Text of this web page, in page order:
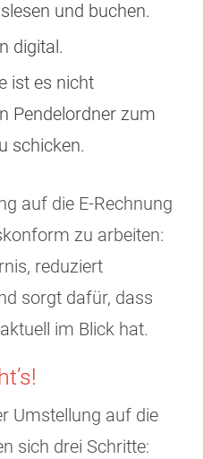
und buchen.
digital.
ist es nicht
Pendelordner zum
schicken.
auf die E-Rechnung
zu arbeiten:
reduziert
sorgt dafür, dass
im Blick hat.
Umstellung auf die
sich drei Schritte: